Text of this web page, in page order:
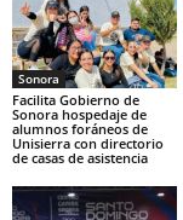
Sonora
Facilita Gobierno de
Sonora hospedaje de
alumnos foráneos de
Unisierra con directorio
de casas de asistencia